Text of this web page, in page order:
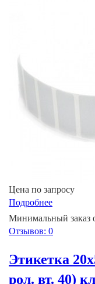
Цена по запросу
Подробнее
Минимальный заказ
Отзывов: 0
Этикетка
рол. вт. 40)